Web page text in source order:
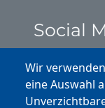
Wir
eine Auswahl
Social